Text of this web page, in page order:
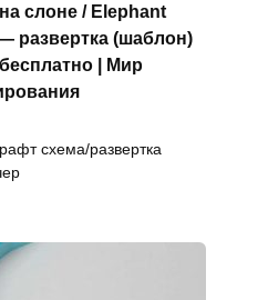
слоне / Elephant
развертка (шаблон)
| Мир
схема/развертка